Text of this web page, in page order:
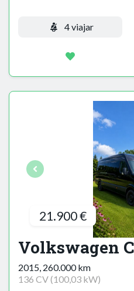
4 viajar
21.900 €
Volkswagen
2015, 260.000 km
136 CV (100,03 kW)